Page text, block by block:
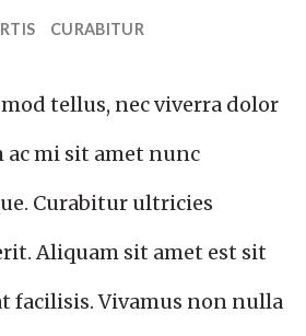
CURABITUR
tellus, nec viverra dolor
ac mi sit amet nunc
Curabitur ultricies
Aliquam sit amet est sit
facilisis. Vivamus non nulla